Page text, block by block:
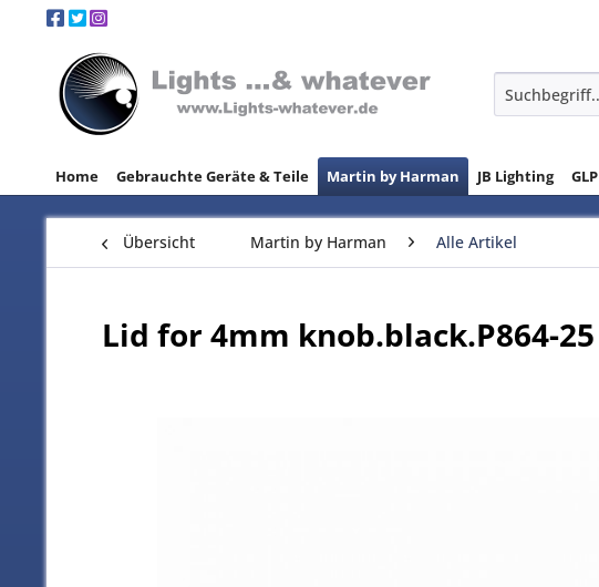
Home Gebrauchte Geräte & Teile Martin by Harman JB Lighting GLP
Übersicht Martin by Harman Alle Artikel
Lid for 4mm knob.black.P864-25